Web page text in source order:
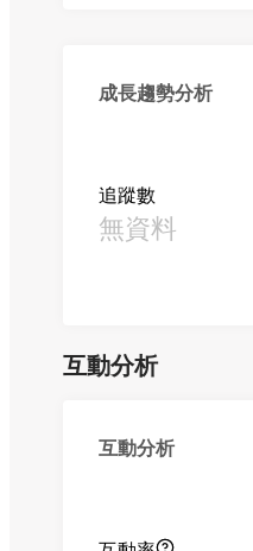
成長趨勢分析
追蹤數
無資料
互動分析
互動分析